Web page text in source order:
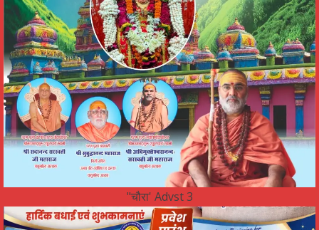
"चौरा' Advst 3